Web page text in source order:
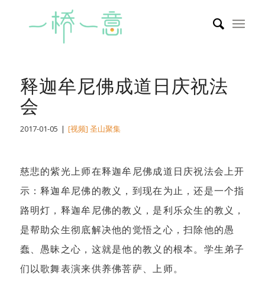
释迦牟尼佛成道日庆祝法
会
2017-01-05 | [视频] 圣山聚集
慈悲的紫光上师在释迦牟尼佛成道日庆祝法会上开
示：释迦牟尼佛的教义，到现在为止，还是一个指
路明灯，释迦牟尼佛的教义，是利乐众生的教义，
是帮助众生彻底解决他的觉悟之心，扫除他的愚
蠢、愚昧之心，这就是他的教义的根本。学生弟子
们以歌舞表演来供养佛菩萨、上师。